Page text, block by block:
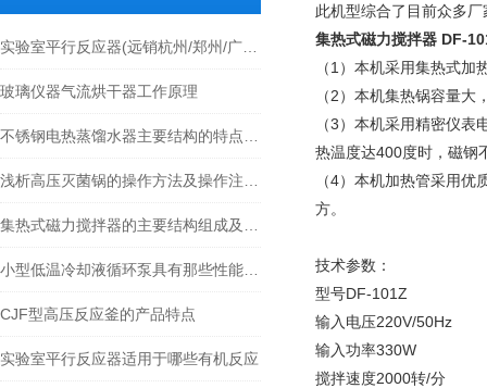
玻璃仪器气流烘干器工作原理
CJF型高压反应釜的产品特点
实验室平行反应器适用于哪些有机反应
此机型综合了目前众多
集热式磁力搅拌器 DF-
（1）本机采用集热式
（2）本机集热锅容量
（3）本机采用精密仪
热温度达400度时，磁钢
（4）本机加热管采用
方。
技术参数：
型号DF-101Z
输入电压220V/50Hz
输入功率330W
搅拌速度2000转/分